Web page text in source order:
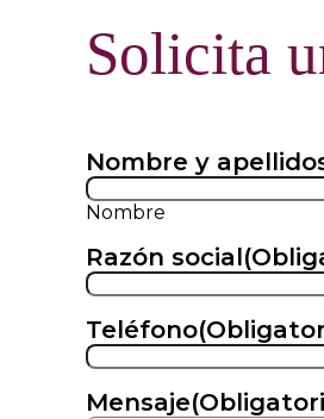
Solicita
Nombre y
Nombre
Razón social
Teléfono
Mensaje